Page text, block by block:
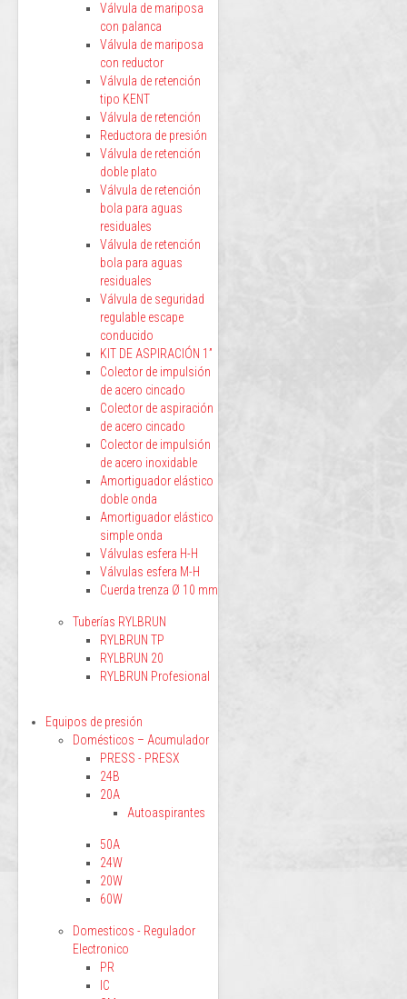
Válvula de mariposa
con palanca
Válvula de mariposa
con reductor
Válvula de retención
tipo KENT
Válvula de retención
Reductora de presión
Válvula de retención
doble plato
Válvula de retención
bola para aguas
residuales
Válvula de retención
bola para aguas
residuales
Válvula de seguridad
regulable escape
conducido
KIT DE ASPIRACIÓN 1”
Colector de impulsión
de acero cincado
Colector de aspiración
de acero cincado
Colector de impulsión
de acero inoxidable
Amortiguador elástico
doble onda
Amortiguador elástico
simple onda
Válvulas esfera H-H
Válvulas esfera M-H
Cuerda trenza Ø 10 mm
Tuberías RYLBRUN
RYLBRUN TP
RYLBRUN 20
RYLBRUN Profesional
Equipos de presión
Domésticos – Acumulador
PRESS - PRESX
24B
20A
Autoaspirantes
50A
24W
20W
60W
Domesticos - Regulador
Electronico
PR
IC